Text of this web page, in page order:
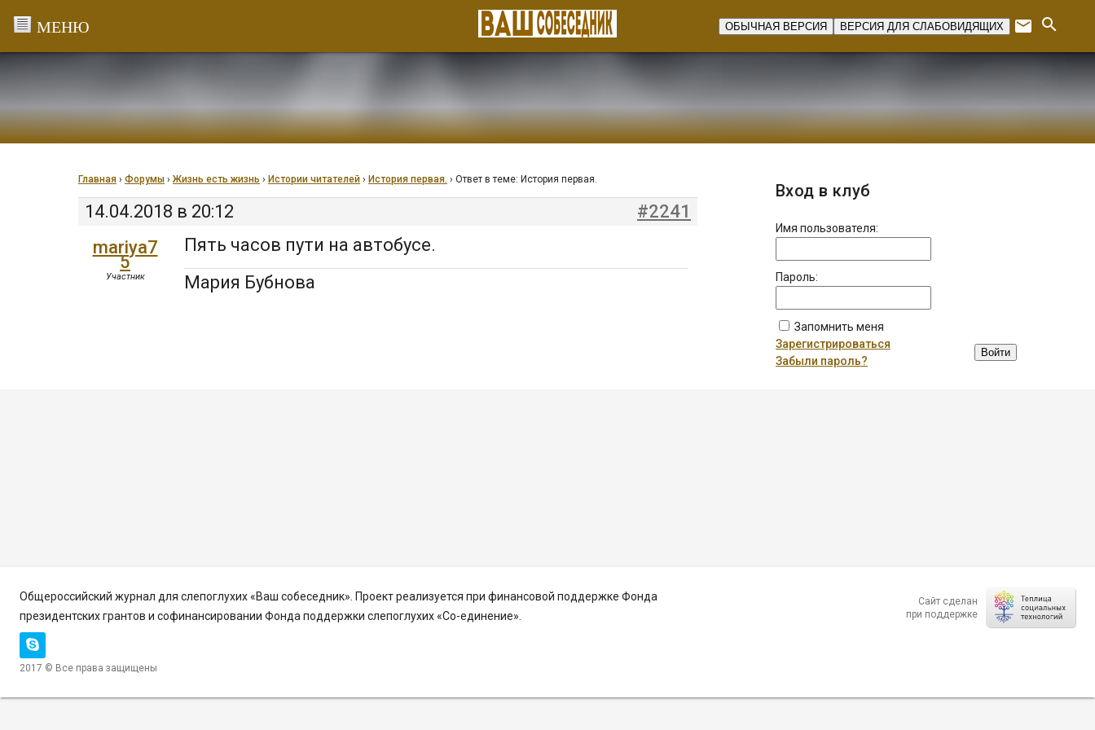
ОБЫЧНАЯ ВЕРСИЯ ВЕРСИЯ ДЛЯ СЛАБОВИДЯЩИХ email search
Главная › Форумы › Жизнь есть жизнь › Истории читателей › История первая. › Ответ в теме: История первая.
14.04.2018 в 20:12
#2241
mariya7
5
Участник
Пять часов пути на автобусе.
Мария Бубнова
Вход в клуб
Имя пользователя:
Пароль:
Запомнить меня
Войти
Зарегистрироваться
Забыли пароль?
Общероссийский журнал для слепоглухих «Ваш собеседник». Проект реализуется при финансовой поддержке Фонда
президентских грантов и софинансировании Фонда поддержки слепоглухих «Со-единение».
2017 © Все права защищены
Сайт сделан
при поддержке